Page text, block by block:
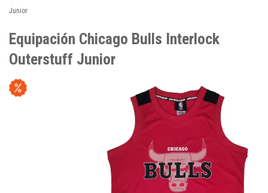
Junior
Equipación Chicago Bulls Interlock
Outerstuff Junior